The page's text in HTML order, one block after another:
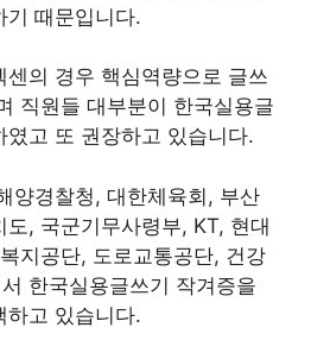
기 때문입니다.
센의 경우 핵심역량으로 글쓰
직원들 대부분이 한국실용글
였고 또 권장하고 있습니다.
양경찰청, 대한체육회, 부산
, 국군기무사령부, KT, 현대
지공단, 도로교통공단, 건강
한국실용글쓰기 작겨증을
하고 있습니다.